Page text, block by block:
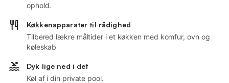
ophold.
Køkkenapparater til rådighed
Tilbered lækre måltider i et køkken med komfur, ovn og
køleskab
Dyk lige ned i det
Køl af i din private pool.